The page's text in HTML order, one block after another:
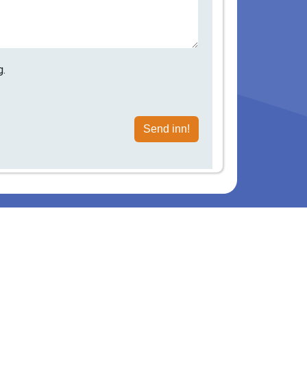
Send inn!